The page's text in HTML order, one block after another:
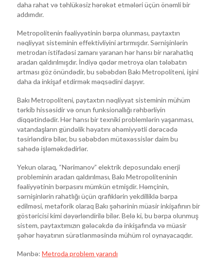
daha rahat və təhlükəsiz hərəkət etmələri üçün önəmli bir
addımdır.
Metropolitenin fəaliyyətinin bərpa olunması, paytaxtın
nəqliyyat sisteminin effektivliyini artırmışdır. Sərnişinlərin
metrodan istifadəsi zamanı yaranan hər hansı bir narahatlıq
aradan qaldırılmışdır. İndiyə qədər metroya olan tələbatın
artması göz önündədir, bu səbəbdən Bakı Metropoliteni, işini
daha da inkişaf etdirmək məqsədini daşıyır.
Bakı Metropoliteni, paytaxtın nəqliyyat sisteminin mühüm
tərkib hissəsidir və onun funksionallığı rəhbərliyin
diqqətindədir. Hər hansı bir texniki problemlərin yaşanması,
vatandaşların gündəlik həyatını əhəmiyyətli dərəcədə
təsirləndirə bilər, bu səbəbdən mütəxəssislər daim bu
sahədə işləməkdədirlər.
Yekun olaraq, “Nərimanov” elektrik deposundakı enerji
probleminin aradan qaldırılması, Bakı Metropoliteninin
fəaliyyətinin bərpasını mümkün etmişdir. Həmçinin,
sərnişinlərin rahatlığı üçün qrafiklərin yekdilliklə bərpa
edilməsi, metaforik olaraq Bakı şəhərinin müasir inkişafının bir
göstəricisi kimi dəyərləndirilə bilər. Belə ki, bu bərpa olunmuş
sistem, paytaxtımızın gələcəkdə də inkişafında və müasir
şəhər həyatının sürətlənməsində mühüm rol oynayacaqdır.
Mənbə: Metroda problem yarandı